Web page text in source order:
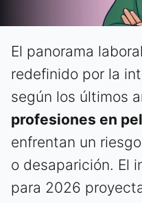
El panorama
redefinido por la
según los últimos
profesiones en
enfrentan un
o desaparición. El
para 2026